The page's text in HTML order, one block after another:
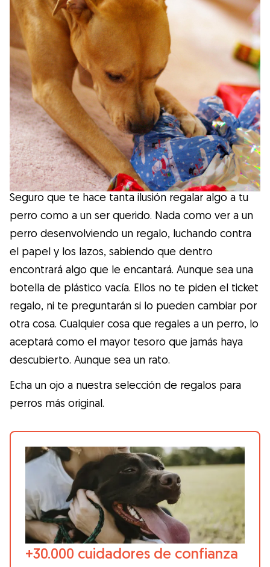
Salud
Accesorios
Educación Canina
Más contenido
Razas
Buscar cuidadores
¿Qué es Gudog?
Gudog es la forma más fácil de encontrar y
reservar con el cuidador de perros
perfecto. ¡Miles de cuidadores están
disponibles para cuidar de tu perro como si
fuera un miembro más de su familia! Todas
las reservas incluyen Cobertura Veterinaria
y cancelación gratuíta
Descubre Gudog
Seguro que te hace tanta ilusión regalar algo a tu
perro como a un ser querido. Nada como ver a un
perro desenvolviendo un regalo, luchando contra
el papel y los lazos, sabiendo que dentro
encontrará algo que le encantará. Aunque sea una
botella de plástico vacía. Ellos no te piden el ticket
regalo, ni te preguntarán si lo pueden cambiar por
otra cosa. Cualquier cosa que regales a un perro, lo
aceptará como el mayor tesoro que jamás haya
descubierto. Aunque sea un rato.
Echa un ojo a nuestra selección de regalos para
perros más original.
+30.000 cuidadores de confianza